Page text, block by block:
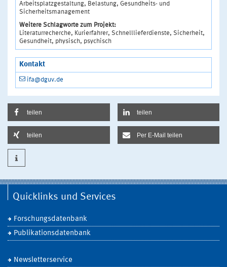
Arbeitsplatzgestaltung, Belastung, Gesundheits- und
Sicherheitsmanagement
Weitere Schlagworte zum Projekt:
Literaturrecherche, Kurierfahrer, Schnelllieferdienste, Sicherheit,
Gesundheit, physisch, psychisch
Kontakt
ifa@dguv.de
teilen teilen
teilen Per E-Mail teilen
Quicklinks und Services
Forschungsdatenbank
Publikationsdatenbank
Newsletterservice